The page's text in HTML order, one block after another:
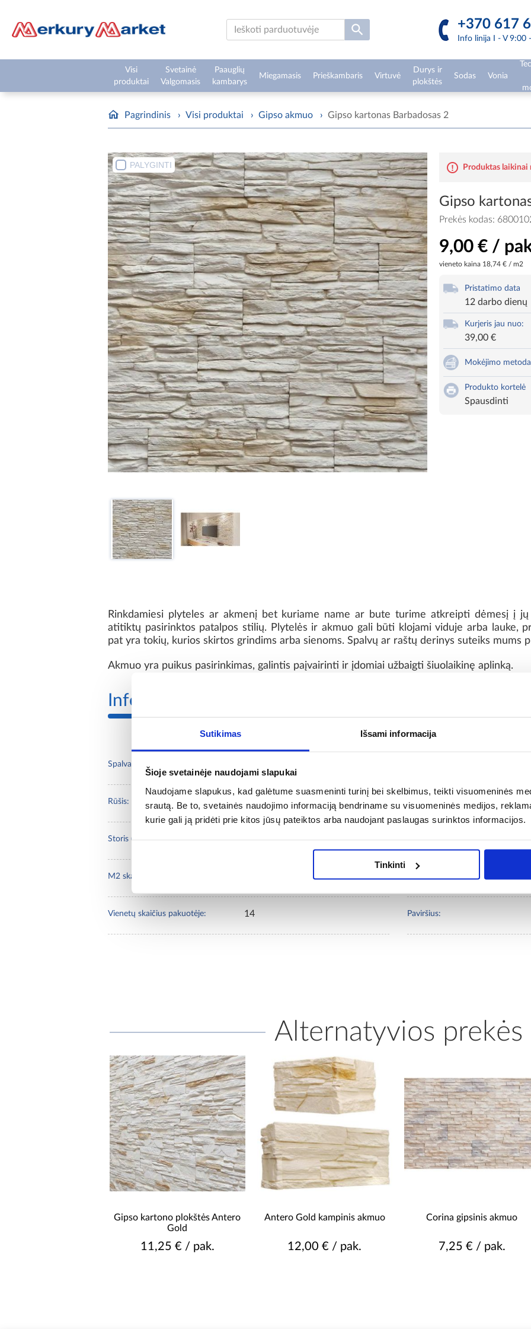
Sutikimas Išsami informacija
Šioje svetainėje naudojami slapukai
Naudojame slapukus, kad galėtume suasmeninti turinį bei skelbimus, teikti visuomeninės
srautą. Be to, svetainės naudojimo informaciją bendriname su visuomeninės medijos,
kurie gali ją pridėti prie kitos jūsų pateiktos arba naudojant paslaugas surinktos informacijos.
Tinkinti
+370 617
Info linija I - V 9:00
Visi
produktai
Svetainė
Valgomasis
Paauglių
kambarys
Miegamasis Prieškambaris Virtuvė
Durys ir
plokštės
Sodas Vonia
Pagrindinis › Visi produktai › Gipso akmuo › Gipso kartonas Barbadosas 2
PALYGINTI Produktas laikinai
Gipso
Prekės kodas:
9,00 € /
vieneto kaina 18,74 € / m2
Pristatimo data
12 darbo dienų
Kurjeris jau nuo:
39,00 €
Mokėjimo
Produkto kortelė
Spausdinti
Rinkdamiesi plyteles ar akmenį bet kuriame name ar bute turime atkreipti dėmesį į
atitiktų pasirinktos patalpos stilių. Plytelės ir akmuo gali būti klojami viduje arba lauke,
pat yra tokių, kurios skirtos grindims arba sienoms. Spalvų ar raštų derinys suteiks mums
Akmuo yra puikus pasirinkimas, galintis paįvairinti ir įdomiai užbaigti šiuolaikinę aplinką.
Informacija
Spalva:
Rūšis:
Storis (cm):
M2 skaičius pakuotėje:
Vienetų skaičius pakuotėje: 14
Abrazyvumo klasė:
Atsparumas šalčiui:
Paviršius:
Alternatyvios prekės
Gipso kartono plokštės Antero
Gold
11,25 € / pak.
Antero Gold kampinis akmuo
12,00 € / pak.
Corina gipsinis akmuo
7,25 € / pak.